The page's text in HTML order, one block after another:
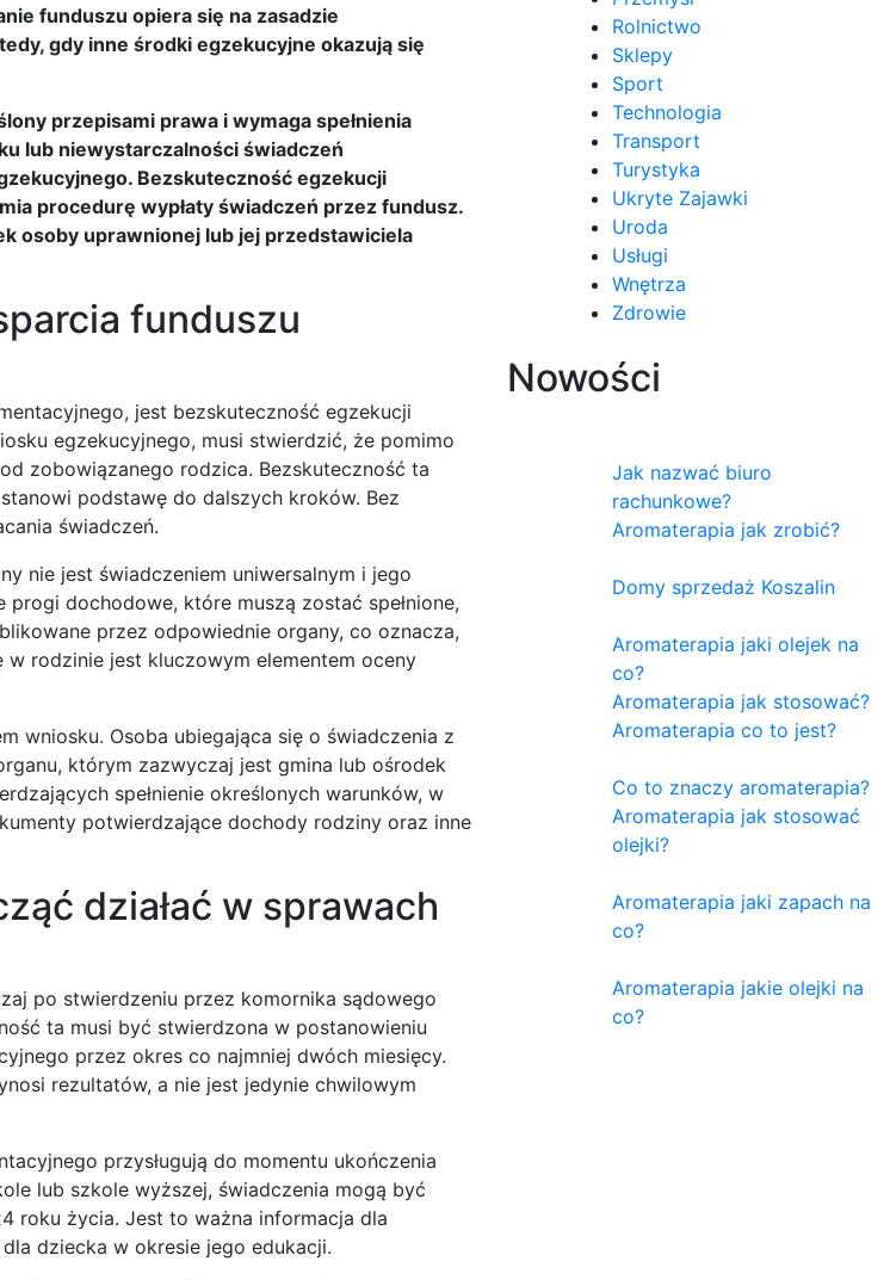
funduszu opiera się na zasadzie
gdy inne środki egzekucyjne okazują się
przepisami prawa i wymaga spełnienia
lub niewystarczalności świadczeń
Bezskuteczność egzekucji
procedurę wypłaty świadczeń przez fundusz.
osoby uprawnionej lub jej przedstawiciela
funduszu
jest bezskuteczność egzekucji
egzekucyjnego, musi stwierdzić, że pomimo
zobowiązanego rodzica. Bezskuteczność ta
podstawę do dalszych kroków. Bez
świadczeń.
nie jest świadczeniem uniwersalnym i jego
dochodowe, które muszą zostać spełnione,
przez odpowiednie organy, co oznacza,
rodzinie jest kluczowym elementem oceny
wniosku. Osoba ubiegająca się o świadczenia z
którym zazwyczaj jest gmina lub ośrodek
spełnienie określonych warunków, w
potwierdzające dochody rodziny oraz inne
działać w sprawach
po stwierdzeniu przez komornika sądowego
ta musi być stwierdzona w postanowieniu
przez okres co najmniej dwóch miesięcy.
rezultatów, a nie jest jedynie chwilowym
przysługują do momentu ukończenia
lub szkole wyższej, świadczenia mogą być
roku życia. Jest to ważna informacja dla
dziecka w okresie jego edukacji.
Rolnictwo
Sklepy
Sport
Technologia
Transport
Turystyka
Ukryte Zajawki
Uroda
Usługi
Wnętrza
Zdrowie
Nowości
Jak nazwać biuro
rachunkowe?
Aromaterapia jak zrobić?
Domy sprzedaż Koszalin
Aromaterapia jaki olejek na
co?
Aromaterapia jak stosować?
Aromaterapia co to jest?
Co to znaczy aromaterapia?
Aromaterapia jak stosować
olejki?
Aromaterapia jaki zapach na
co?
Aromaterapia jakie olejki na
co?